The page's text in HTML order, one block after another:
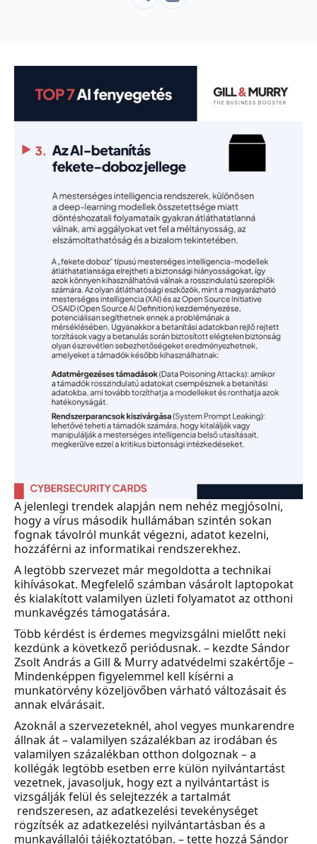
A jelenlegi trendek alapján nem nehéz megjósolni,
hogy a vírus második hullámában szintén sokan
fognak távolról munkát végezni, adatot kezelni,
hozzáférni az informatikai rendszerekhez.
A legtöbb szervezet már megoldotta a technikai
kihívásokat. Megfelelő számban vásárolt laptopokat
és kialakított valamilyen üzleti folyamatot az otthoni
munkavégzés támogatására.
Több kérdést is érdemes megvizsgálni mielőtt neki
kezdünk a következő periódusnak. – kezdte Sándor
Zsolt András a Gill & Murry adatvédelmi szakértője –
Mindenképpen figyelemmel kell kísérni a
munkatörvény közeljövőben várható változásait és
annak elvárásait.
Azoknál a szervezeteknél, ahol vegyes munkarendre
állnak át – valamilyen százalékban az irodában és
valamilyen százalékban otthon dolgoznak – a
kollégák legtöbb esetben erre külön nyilvántartást
vezetnek, javasoljuk, hogy ezt a nyilvántartást is
vizsgálják felül és selejtezzék a tartalmát
rendszeresen, az adatkezelési tevekénységet
rögzítsék az adatkezelési nyilvántartásban és a
munkavállalói tájékoztatóban. – tette hozzá Sándor